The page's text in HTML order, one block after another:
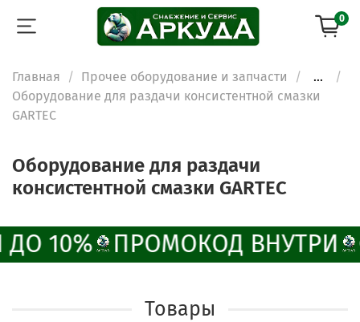
0
Главная Прочее оборудование и запчасти
...
Оборудование для раздачи консистентной смазки
GARTEC
Оборудование для раздачи
консистентной смазки GARTEC
10% ПРОМОКОД ВНУТРИ
Товары